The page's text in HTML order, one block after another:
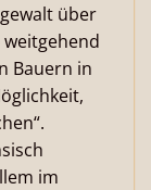
über
Bauern in
im